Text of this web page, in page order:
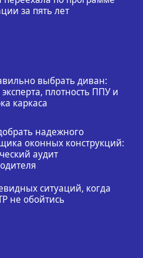
за пять лет
выбрать диван:
плотность ППУ и
каркаса
надежного
оконных конструкций:
аудит
ситуаций, когда
не обойтись